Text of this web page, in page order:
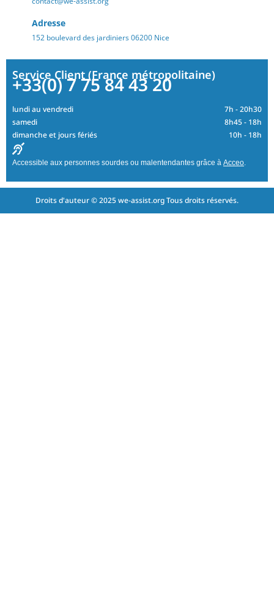
Adresse
152 boulevard des jardiniers 06200 Nice
Service Client (France métropolitaine)
+33(0) 7 75 84 43 20
lundi au vendredi
7h - 20h30
samedi
8h45 - 18h
dimanche et jours fériés
10h - 18h
Accessible aux personnes sourdes ou malentendantes grâce à Acceo
Droits d'auteur © 2025 we-assist.org Tous droits réservés.